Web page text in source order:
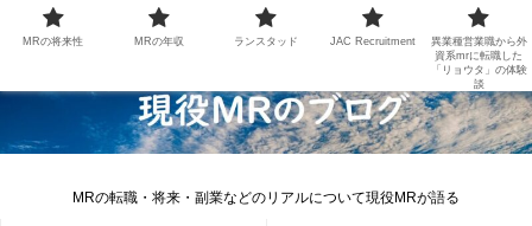
MRの転職・将来・副業などのリアルについて現役MRが語る
MRの将来性 MRの年収 ランスタッド JAC Recruitment
異業種営業職から外
資系mrに転職した
「リョウタ」の体験
談